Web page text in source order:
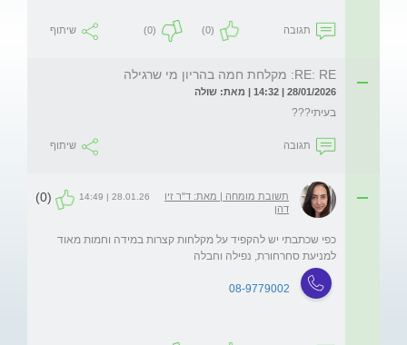
תגובה (0)
(0) שיתוף
RE: RE: מקלחת חמה בהריון מי שרגילה
28/01/2026 | 14:32 | מאת: שולה
בעיתי???
תגובה שיתוף
תשובת מומחה | מאת: ד"ר זיו
דהן
28.01.26 | 14:49
(0)
כפי שכתבתי יש להקפיד על מקלחות קצרות במידה וחמות מאוד
למניעת סחרחורת, נפילה וחבלה
08-9779002